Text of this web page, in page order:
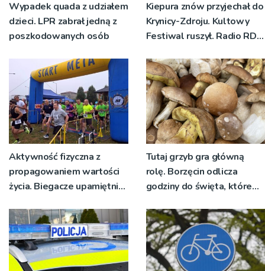
Wypadek quada z udziałem
dzieci. LPR zabrał jedną z
poszkodowanych osób
Kiepura znów przyjechał do
Krynicy-Zdroju. Kultowy
Festiwal ruszył. Radio RDN
żywo [ZDJĘCIA]
Aktywność fizyczna z
propagowaniem wartości
życia. Biegacze upamiętnili
Tutaj grzyb gra główną
rolę. Borzęcin odlicza
godziny do święta, które
pokoleń